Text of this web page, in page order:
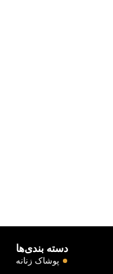
دسته بندی‌ها
پوشاک زنانه